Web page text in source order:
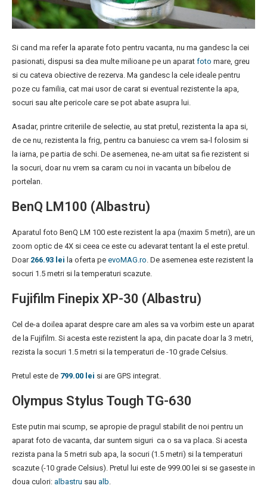
Si cand ma refer la aparate foto pentru vacanta, nu ma gandesc la cei
pasionati, dispusi sa dea multe milioane pe un aparat foto mare, greu
si cu cateva obiective de rezerva. Ma gandesc la cele ideale pentru
poze cu familia, cat mai usor de carat si eventual rezistente la apa,
socuri sau alte pericole care se pot abate asupra lui.
Asadar, printre criteriile de selectie, au stat pretul, rezistenta la apa si,
de ce nu, rezistenta la frig, pentru ca banuiesc ca vrem sa-l folosim si
la iarna, pe partia de schi. De asemenea, ne-am uitat sa fie rezistent si
la socuri, doar nu vrem sa caram cu noi in vacanta un bibelou de
portelan.
BenQ LM100 (Albastru)
Aparatul foto BenQ LM 100 este rezistent la apa (maxim 5 metri), are un
zoom optic de 4X si ceea ce este cu adevarat tentant la el este pretul.
Doar 266.93 lei la oferta pe evoMAG.ro . De asemenea este rezistent la
socuri 1.5 metri si la temperaturi scazute.
Fujifilm Finepix XP-30 (Albastru)
Cel de-a doilea aparat despre care am ales sa va vorbim este un aparat
de la Fujifilm. Si acesta este rezistent la apa, din pacate doar la 3 metri,
rezista la socuri 1.5 metri si la temperaturi de -10 grade Celsius.
Pretul este de 799.00 lei si are GPS integrat.
Olympus Stylus Tough TG-630
Este putin mai scump, se apropie de pragul stabilit de noi pentru un
aparat foto de vacanta, dar suntem siguri ca o sa va placa. Si acesta
rezista pana la 5 metri sub apa, la socuri (1.5 metri) si la temperaturi
scazute (-10 grade Celsius). Pretul lui este de 999.00 lei si se gaseste in
doua culori: albastru sau alb